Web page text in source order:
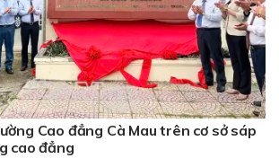
Cao đẳng Cà Mau trên cơ sở sáp
cao đẳng